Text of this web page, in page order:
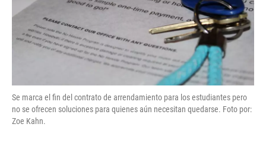
Se marca el fin del contrato de arrendamiento para los estudiantes pero
no se ofrecen soluciones para quienes aún necesitan quedarse. Foto por:
Zoe Kahn.